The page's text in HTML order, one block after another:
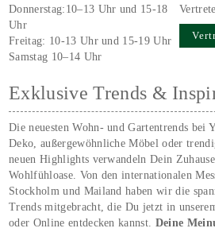
Donnerstag:10–13 Uhr und 15-18
Uhr
Freitag: 10-13 Uhr und 15-19 Uhr
Samstag 10–14 Uhr
Exklusive Trends &
Die neuesten Wohn- und Gartentrends bei
Deko, außergewöhnliche Möbel oder
neuen Highlights verwandeln Dein
Wohlfühloase. Von den internationalen
Stockholm und Mailand haben wir die
Trends mitgebracht, die Du jetzt in
oder Online entdecken kannst. Deine